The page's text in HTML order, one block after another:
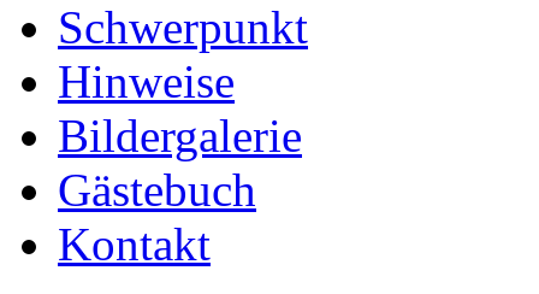
Schwerpunkt
Hinweise
Bildergalerie
Gästebuch
Kontakt